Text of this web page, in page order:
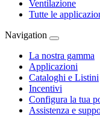
Ventilazione
Tutte le
Navigation
La nostra gamma
Applicazioni
Cataloghi e Listini
Incentivi
Configura la tua
Assistenza e